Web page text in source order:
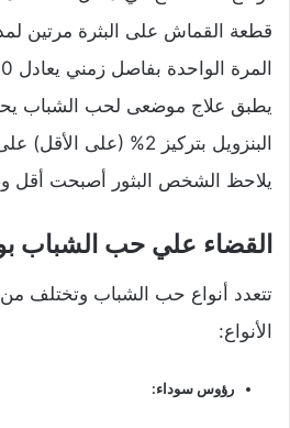
يطبق علاج موضعى لحب الشباب
البنزويل بتركيز 2% (على
يلاحظ الشخص البثور أصبحت أقل
القضاء علي حب الشباب
تتعدد أنواع حب الشباب وتختلف
الأنواع:
رؤوس سوداء: